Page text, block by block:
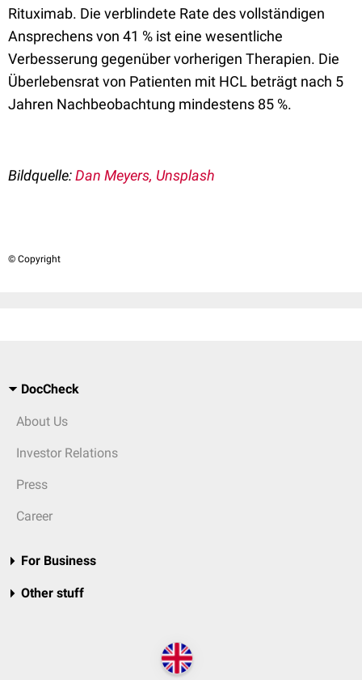
Rituximab. Die verblindete Rate des vollständigen
Ansprechens von 41 % ist eine wesentliche
Verbesserung gegenüber vorherigen Therapien. Die
Überlebensrat von Patienten mit HCL beträgt nach 5
Jahren Nachbeobachtung mindestens 85 %.
Bildquelle:Dan Meyers, Unsplash
© Copyright
DocCheck
About Us
Investor Relations
Press
Career
For Business
Other stuff